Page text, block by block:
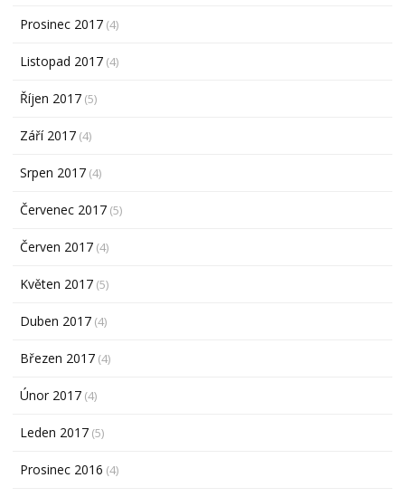
Prosinec 2017 (4)
Listopad 2017 (4)
Říjen 2017 (5)
Září 2017 (4)
Srpen 2017 (4)
Červenec 2017 (5)
Červen 2017 (4)
Květen 2017 (5)
Duben 2017 (4)
Březen 2017 (4)
Únor 2017 (4)
Leden 2017 (5)
Prosinec 2016 (4)